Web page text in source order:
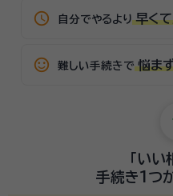
schedule 自分でやるより 早く
sentiment_satisfied_alt 難しい手続きで 悩ま
「いい
手続き1つ